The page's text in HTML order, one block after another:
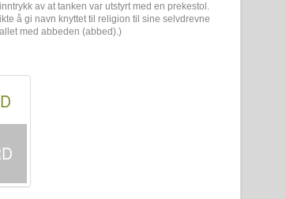
av at tanken var utstyrt med en prekestol.
å gi navn knyttet til religion til sine selvdrevne
med abbeden (abbed).)